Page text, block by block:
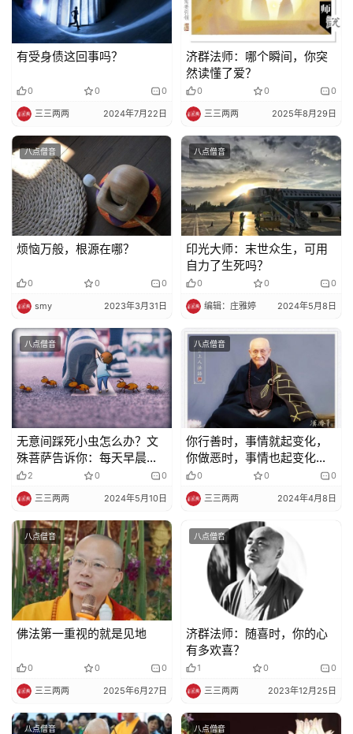
策
法
规
免
责
明
有受身债这回事吗？
0 0 0
三三两两 2024年7月22日
济群法师：哪个瞬间，你突
然读懂了爱？
0 0 0
三三两两 2025年8月29日
八点僧音
烦恼万般，根源在哪？
0 0 0
smy 2023年3月31日
八点僧音
印光大师：​末世众生，可用
自力了生死吗？
0 0 0
编辑：庄雅婷 2024年5月8日
八点僧音
无意间踩死小虫怎么办？文
殊菩萨告诉你：每天早晨起
来先念这首偈子！
2 0 0
三三两两 2024年5月10日
八点僧音
你行善时，事情就起变化，
你做恶时，事情也起变化
（梦参老和尚）
0 0 0
三三两两 2024年4月8日
八点僧音
佛法第一重视的就是见地
0 0 0
三三两两 2025年6月27日
八点僧音
济群法师：随喜时，你的心
有多欢喜？
1 0 0
三三两两 2023年12月25日
八点僧音 八点僧音